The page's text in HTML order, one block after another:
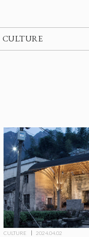
CULTURE
CULTURE 2024.04.02